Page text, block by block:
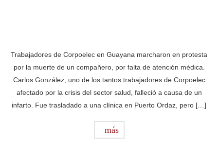
Trabajadores de Corpoelec en Guayana marcharon en protesta
por la muerte de un compañero, por falta de atención médica.
Carlos González, uno de los tantos trabajadores de Corpoelec
afectado por la crisis del sector salud, falleció a causa de un
infarto. Fue trasladado a una clínica en Puerto Ordaz, pero […]
más